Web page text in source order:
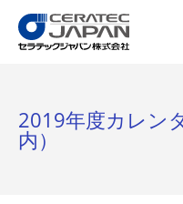
2019年度カレン
内）